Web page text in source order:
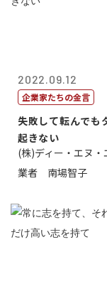
2022.09.12
企業家たちの金言
失敗して転んでも
起きない
(株)ディー・エヌ
業者 南場智子